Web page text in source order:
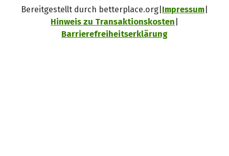
Bereitgestellt durch betterplace.org Impressum
Hinweis zu Transaktionskosten
Barrierefreiheitserklärung